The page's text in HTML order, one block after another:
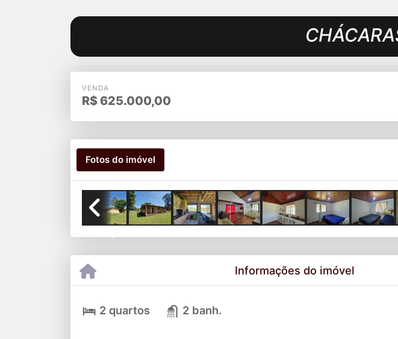
VENDA
R$ 625.000,00
Fotos do imóvel
Informações do imóvel
2 quartos 2 banh.